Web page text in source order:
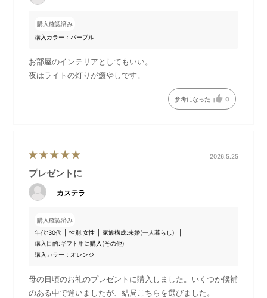
持ち運びの際には、底部をお
持ちください。（※こちらのカ
デザインパッケージ付きで贈
り物にぴったりです。（※こち
購入確認済み
購入カラー：パープル
お部屋のインテリアとしてもいい。
夜はライトの灯りが癒やしです。
参考になった 0
2026.5.25
プレゼントに
カステラ
購入確認済み
年代:30代 性別:女性 家族構成:未婚(一人暮らし)
購入目的:ギフト用に購入(その他)
購入カラー：オレンジ
母の日頃のお礼のプレゼントに購入しました。いくつか候補
のある中で迷いましたが、結局こちらを選びました。